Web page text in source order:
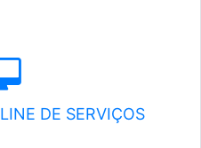
DE SERVIÇOS